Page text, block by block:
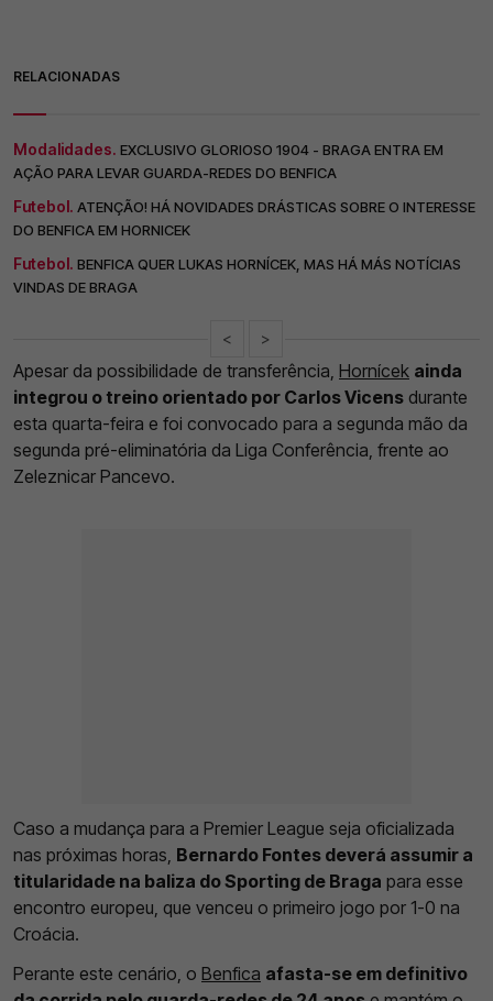
RELACIONADAS
Modalidades. EXCLUSIVO GLORIOSO 1904 - BRAGA ENTRA EM
AÇÃO PARA LEVAR GUARDA-REDES DO BENFICA
Futebol. ATENÇÃO! HÁ NOVIDADES DRÁSTICAS SOBRE O INTERESSE
DO BENFICA EM HORNICEK
Futebol. BENFICA QUER LUKAS HORNÍCEK, MAS HÁ MÁS NOTÍCIAS
VINDAS DE BRAGA
< >
Apesar da possibilidade de transferência, Hornícek ainda
integrou o treino orientado por Carlos Vicens durante
esta quarta-feira e foi convocado para a segunda mão da
segunda pré-eliminatória da Liga Conferência, frente ao
Zeleznicar Pancevo.
Caso a mudança para a Premier League seja oficializada
nas próximas horas, Bernardo Fontes deverá assumir a
titularidade na baliza do Sporting de Braga para esse
encontro europeu, que venceu o primeiro jogo por 1-0 na
Croácia.
Perante este cenário, o Benfica afasta-se em definitivo